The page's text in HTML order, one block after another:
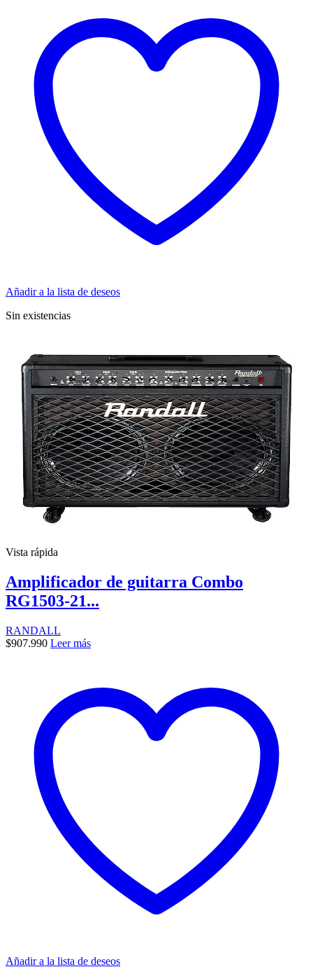
Añadir a la lista de deseos
Sin existencias
Vista rápida
Amplificador de guitarra Combo
RG1503-21...
RANDALL
$907.990 Leer más
Añadir a la lista de deseos